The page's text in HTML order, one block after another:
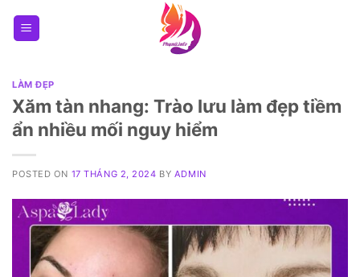
LÀM ĐẸP
Xăm tàn nhang: Trào lưu làm đẹp tiềm
ẩn nhiều mối nguy hiểm
POSTED ON 17 THÁNG 2, 2024 BY ADMIN